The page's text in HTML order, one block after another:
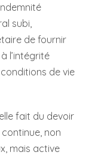
subi,
de fournir
l’intégrité
de vie
fait du devoir
non
mais active